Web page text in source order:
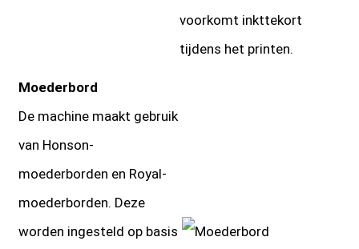
voorkomt inkttekort
tijdens het printen.
Moederbord
De machine maakt gebruik
van Honson-
moederborden en Royal-
moederborden. Deze
worden ingesteld op basis